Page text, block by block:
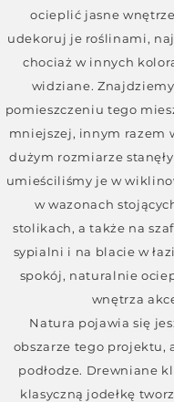
ocieplić jasne
udekoruj je roślinami,
chociaż w innych
widziane.
pomieszczeniu tego
mniejszej, innym razem
dużym rozmiarze
umieściliśmy je w
w wazonach
stolikach, a także na
sypialni i na blacie w
spokój, naturalnie
wnętrza
Natura pojawia się
obszarze tego projektu,
podłodze. Drewniane
klasyczną jodełkę